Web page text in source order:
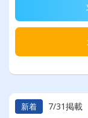
新着 7/31掲載